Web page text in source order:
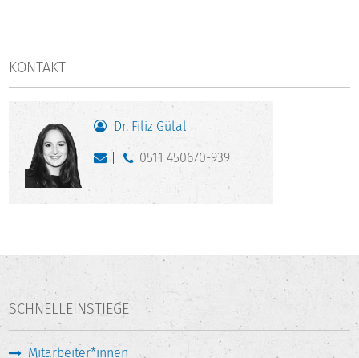
KONTAKT
Dr. Filiz Gülal
0511 450670-939
SCHNELLEINSTIEGE
Mitarbeiter*innen